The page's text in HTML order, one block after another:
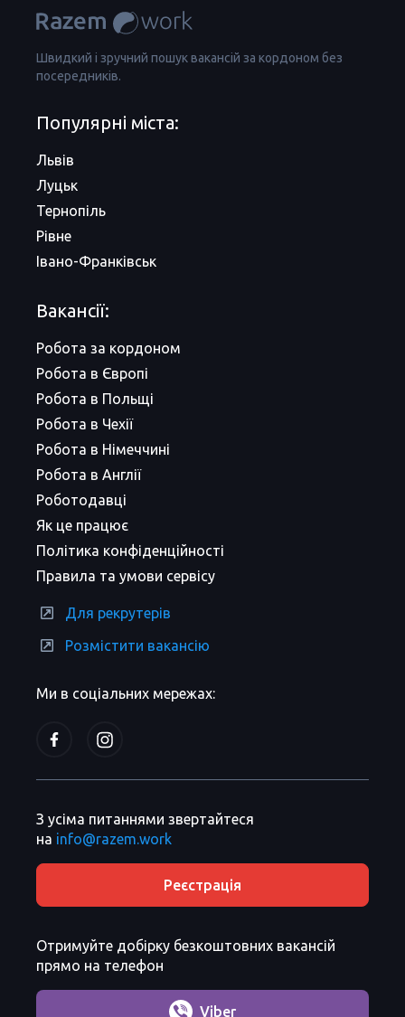
Швидкий і зручний пошук вакансій за кордоном без
посередників.
Ми в соціальних мережах:
Популярні міста:
Львів
Луцьк
Тернопіль
Рівне
Івано-Франківськ
Вакансії:
Робота за кордоном
Робота в Європі
Робота в Польщі
Робота в Чехії
Робота в Німеччині
Робота в Англії
Роботодавці
Як це працює
Політика конфіденційності
Правила та умови сервісу
Для рекрутерів
Розмістити вакансію
З усіма питаннями звертайтеся
на info@razem.work
Реєстрація
Отримуйте добірку безкоштовних вакансій
прямо на телефон
Viber